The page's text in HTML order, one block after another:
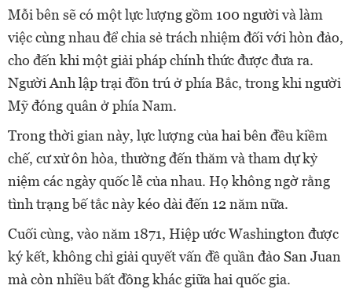
Mỗi bên sẽ có một lực lượng gồm 100 người và làm
việc cùng nhau để chia sẻ trách nhiệm đối với hòn đảo,
cho đến khi một giải pháp chính thức được đưa ra.
Người Anh lập trại đồn trú ở phía Bắc, trong khi người
Mỹ đóng quân ở phía Nam.
Trong thời gian này, lực lượng của hai bên đều kiềm
chế, cư xử ôn hòa, thường đến thăm và tham dự kỷ
niệm các ngày quốc lễ của nhau. Họ không ngờ rằng
tình trạng bế tắc này kéo dài đến 12 năm nữa.
Cuối cùng, vào năm 1871, Hiệp ước Washington được
ký kết, không chỉ giải quyết vấn đề quần đảo San Juan
mà còn nhiều bất đồng khác giữa hai quốc gia.